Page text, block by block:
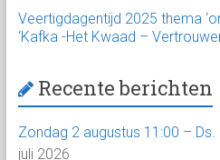
Veertigdagentijd 2025 thema
‘Kafka -Het Kwaad –
Recente berichten
Zondag 2 augustus 11:00 –
juli 2026